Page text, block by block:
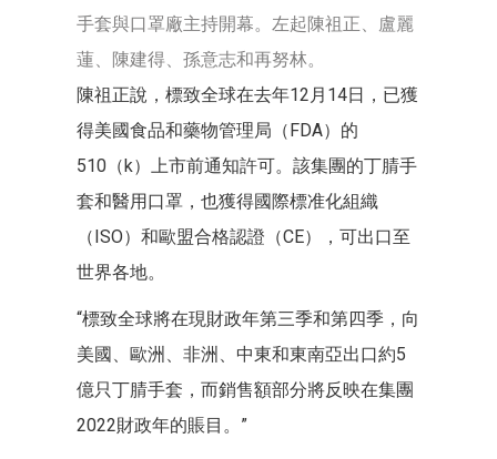
手套與口罩廠主持開幕。左起陳祖正、盧麗
蓮、陳建得、孫意志和再努林。
陳祖正說，標致全球在去年12月14日，已獲
得美國食品和藥物管理局（FDA）的
510（k）上市前通知許可。該集團的丁腈手
套和醫用口罩，也獲得國際標准化組織
（ISO）和歐盟合格認證（CE），可出口至
世界各地。
“標致全球將在現財政年第三季和第四季，向
美國、歐洲、非洲、中東和東南亞出口約5
億只丁腈手套，而銷售額部分將反映在集團
2022財政年的賬目。”